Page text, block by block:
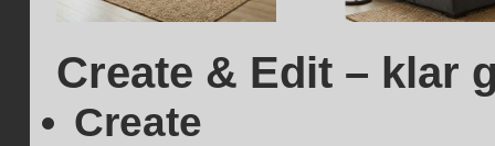
Create & Edit – klar
Create